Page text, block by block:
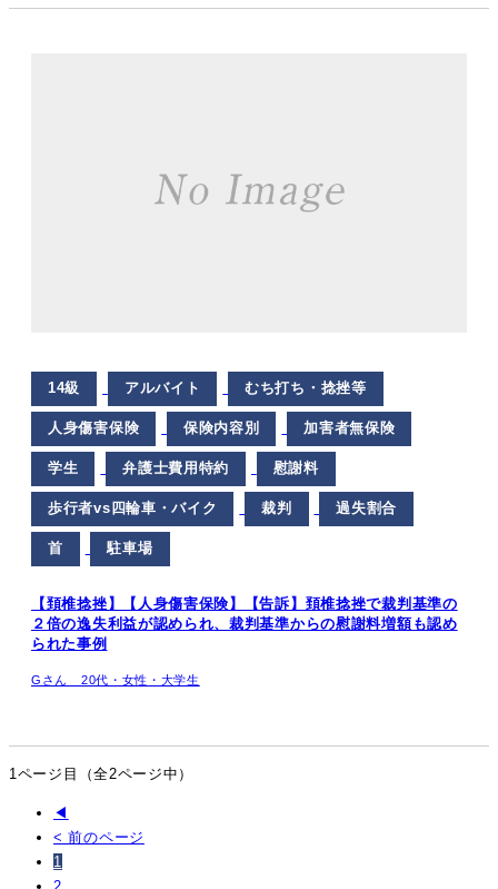
14級 アルバイト むち打ち・捻挫等
人身傷害保険 保険内容別 加害者無保険
学生 弁護士費用特約 慰謝料
歩行者vs四輪車・バイク 裁判 過失割合
首 駐車場
【頚椎捻挫】【人身傷害保険】【告訴】頚椎捻挫で裁判基準の
２倍の逸失利益が認められ、裁判基準からの慰謝料増額も認め
られた事例
Gさん 20代・女性・大学生
1ページ目（全2ページ中）
◀
< 前のページ
1